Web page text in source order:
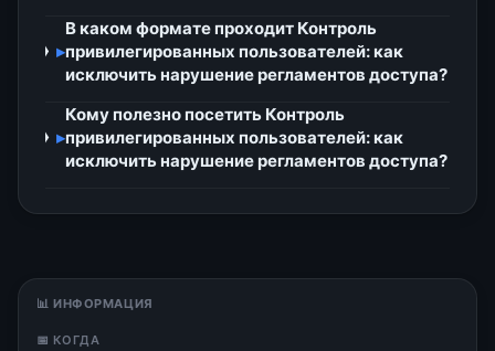
▸
В каком формате проходит Контроль
привилегированных пользователей: как
исключить нарушение регламентов доступа?
▸
Кому полезно посетить Контроль
привилегированных пользователей: как
исключить нарушение регламентов доступа?
📊 ИНФОРМАЦИЯ
📅 КОГДА